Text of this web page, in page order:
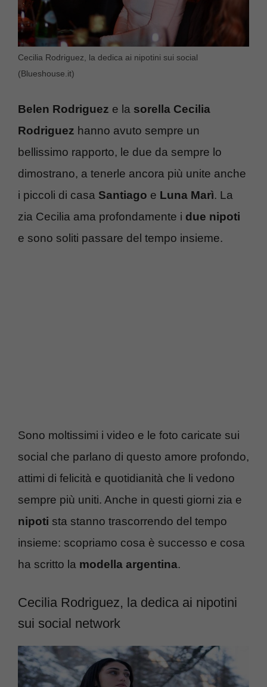
Cecilia Rodriguez, la dedica ai nipotini sui social
(Blueshouse.it)
Belen Rodriguez e la sorella Cecilia
Rodriguez hanno avuto sempre un
bellissimo rapporto, le due da sempre lo
dimostrano, a tenerle ancora più unite anche
i piccoli di casa Santiago e Luna Marì. La
zia Cecilia ama profondamente i due nipoti
e sono soliti passare del tempo insieme.
Sono moltissimi i video e le foto caricate sui
social che parlano di questo amore profondo,
attimi di felicità e quotidianità che li vedono
sempre più uniti. Anche in questi giorni zia e
nipoti sta stanno trascorrendo del tempo
insieme: scopriamo cosa è successo e cosa
ha scritto la modella argentina.
Cecilia Rodriguez, la dedica ai nipotini
sui social network